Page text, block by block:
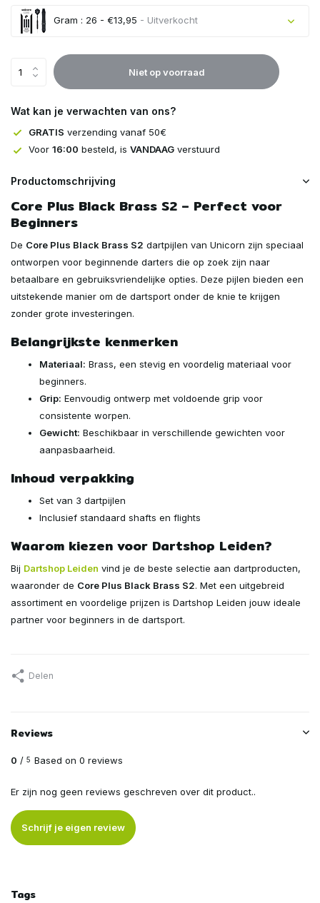
Gram : 26 - €13,95 - Uitverkocht
Uitverkocht
Uitverkocht
Niet op voorraad
Wat kan je verwachten van ons?
GRATIS verzending vanaf 50€
Voor 16:00 besteld, is VANDAAG verstuurd
Productomschrijving
Core Plus Black Brass S2 – Perfect voor
Beginners
De Core Plus Black Brass S2 dartpijlen van Unicorn zijn speciaal
ontworpen voor beginnende darters die op zoek zijn naar
betaalbare en gebruiksvriendelijke opties. Deze pijlen bieden een
uitstekende manier om de dartsport onder de knie te krijgen
zonder grote investeringen.
Belangrijkste kenmerken
Materiaal: Brass, een stevig en voordelig materiaal voor
beginners.
Grip: Eenvoudig ontwerp met voldoende grip voor
consistente worpen.
Gewicht: Beschikbaar in verschillende gewichten voor
aanpasbaarheid.
Inhoud verpakking
Set van 3 dartpijlen
Inclusief standaard shafts en flights
Waarom kiezen voor Dartshop Leiden?
Bij Dartshop Leiden vind je de beste selectie aan dartproducten,
waaronder de Core Plus Black Brass S2. Met een uitgebreid
assortiment en voordelige prijzen is Dartshop Leiden jouw ideale
partner voor beginners in de dartsport.
Delen
Reviews
0 / 5 Based on 0 reviews
Er zijn nog geen reviews geschreven over dit product..
Schrijf je eigen review
Tags